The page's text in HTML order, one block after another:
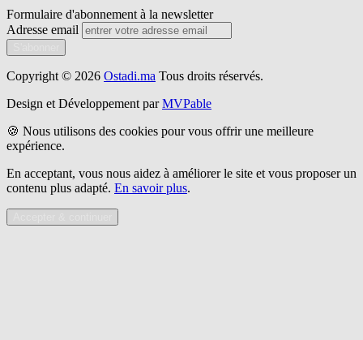
Formulaire d'abonnement à la newsletter
Adresse email
Copyright © 2026 Ostadi.ma Tous droits réservés.
Design et Développement par MVPable
🍪 Nous utilisons des cookies pour vous offrir une meilleure
expérience.
En acceptant, vous nous aidez à améliorer le site et vous proposer un
contenu plus adapté. En savoir plus.